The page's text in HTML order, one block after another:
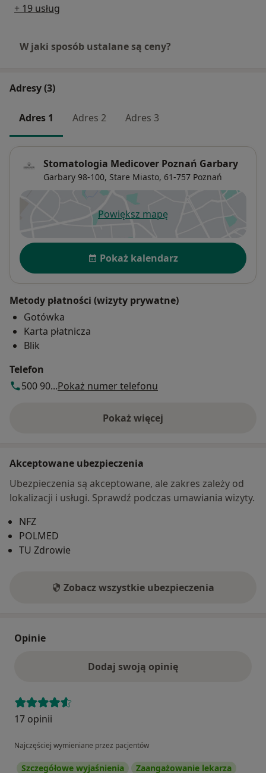
+ 19 usług
W jaki sposób ustalane są ceny?
Adresy (3)
Adres 1 Adres 2 Adres 3
Stomatologia Medicover Poznań Garbary
Garbary 98-100, Stare Miasto, 61-757 Poznań
Powiększ mapęotwiera się w nowej karcie
Dostępność
Pokaż kalendarz
Metody płatności (wizyty prywatne)
Gotówka
Karta płatnicza
Blik
Telefon
500 90...Pokaż numer telefonu
Pokaż więcej
o adresie
Akceptowane ubezpieczenia
Ubezpieczenia są akceptowane, ale zakres zależy od
lokalizacji i usługi. Sprawdź podczas umawiania wizyty.
NFZ
POLMED
TU Zdrowie
Zobacz wszystkie ubezpieczenia
Opinie
Dodaj swoją opinię
17 opinii
Najczęściej wymieniane przez pacjentów
Szczegółowe wyjaśnienia Zaangażowanie lekarza